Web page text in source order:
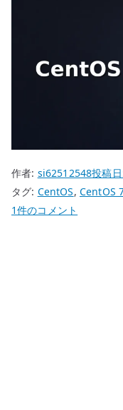
作者: si62512548投稿
タグ: CentOS, CentOS
CentOS
1件のコメント